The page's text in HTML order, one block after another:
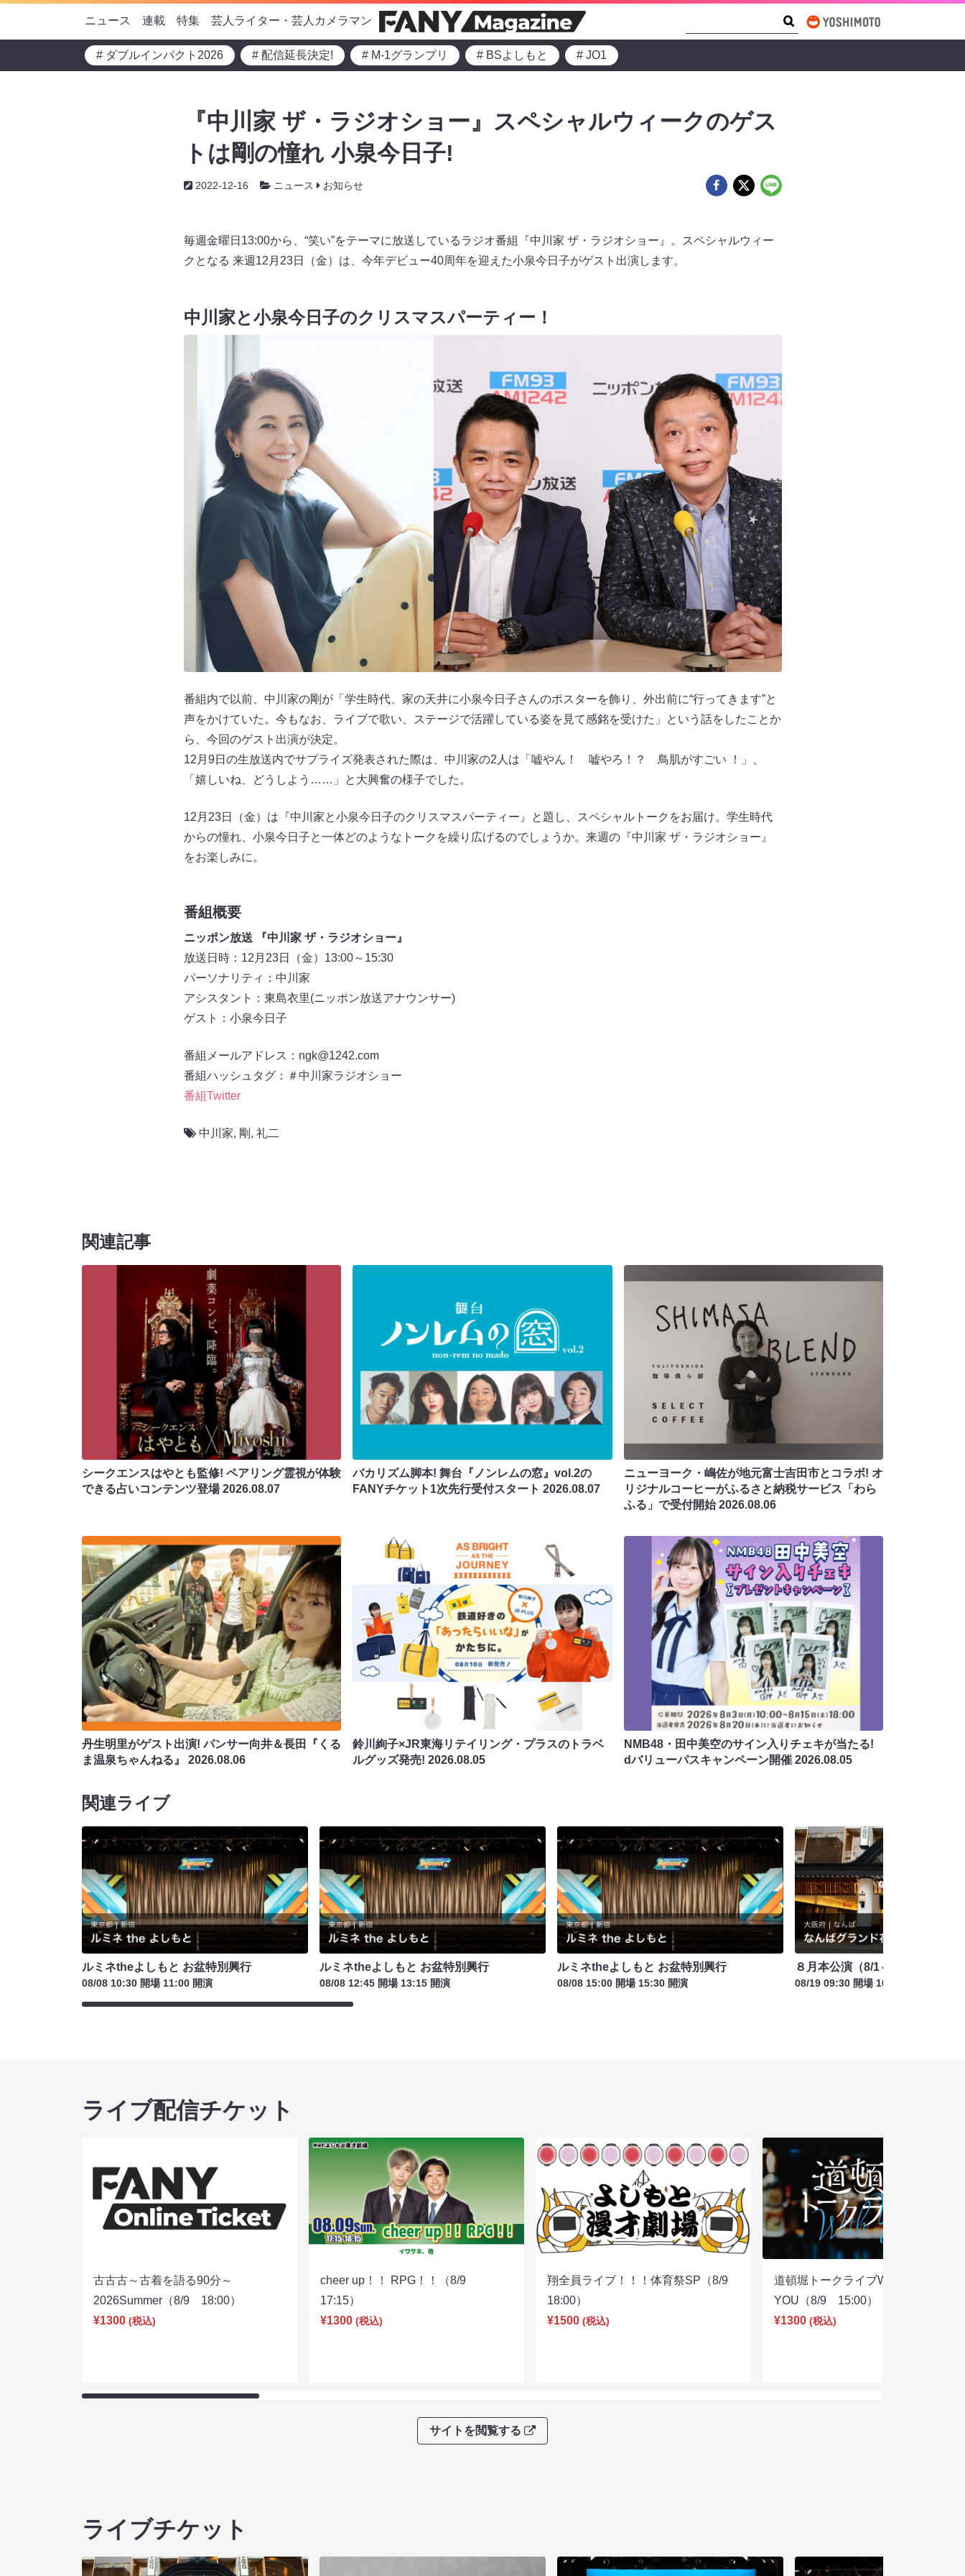
ニュース 連載 特集 芸人ライター・芸人カメラマン
# ダブルインパクト2026 # 配信延長決定! # M-1グランプリ # BSよしもと # JO1
『中川家 ザ・ラジオショー』スペシャルウィークのゲス
トは剛の憧れ 小泉今日子!
2022-12-16 ニュース お知らせ
毎週金曜日13:00から、“笑い”をテーマに放送しているラジオ番組『中川家 ザ・ラジオショー』。スペシャルウィー
クとなる 来週12月23日（金）は、今年デビュー40周年を迎えた小泉今日子がゲスト出演します。
中川家と小泉今日子のクリスマスパーティー！
番組内で以前、中川家の剛が「学生時代、家の天井に小泉今日子さんのポスターを飾り、外出前に“行ってきます”と
声をかけていた。今もなお、ライブで歌い、ステージで活躍している姿を見て感銘を受けた」という話をしたことか
ら、今回のゲスト出演が決定。
12月9日の生放送内でサプライズ発表された際は、中川家の2人は「嘘やん！ 嘘やろ！？ 鳥肌がすごい ！」、
「嬉しいね、どうしよう……」と大興奮の様子でした。
12月23日（金）は『中川家と小泉今日子のクリスマスパーティー』と題し、スペシャルトークをお届け。学生時代
からの憧れ、小泉今日子と一体どのようなトークを繰り広げるのでしょうか。来週の『中川家 ザ・ラジオショー』
をお楽しみに。
番組概要
ニッポン放送 『中川家 ザ・ラジオショー』
放送日時：12月23日（金）13:00～15:30
パーソナリティ：中川家
アシスタント：東島衣里(ニッポン放送アナウンサー)
ゲスト：小泉今日子
番組メールアドレス：ngk@1242.com
番組ハッシュタグ：＃中川家ラジオショー
番組Twitter
中川家, 剛 , 礼二
関連記事
シークエンスはやとも監修! ペアリング霊視が体験
できる占いコンテンツ登場2026.08.07
バカリズム脚本! 舞台『ノンレムの窓』vol.2の
FANYチケット1次先行受付スタート2026.08.07
ニューヨーク・嶋佐が地元富士吉田市とコラボ! オ
リジナルコーヒーがふるさと納税サービス「わら
ふる」で受付開始2026.08.06
丹生明里がゲスト出演! パンサー向井＆長田『くる
ま温泉ちゃんねる』 2026.08.06
鈴川絢子×JR東海リテイリング・プラスのトラベ
ルグッズ発売!2026.08.05
NMB48・田中美空のサイン入りチェキが当たる!
dバリューパスキャンペーン開催 2026.08.05
関連ライブ
ルミネtheよしもと お盆特別興行
08/08 10:30 開場 11:00 開演
ルミネtheよしもと お盆特別興行
08/08 12:45 開場 13:15 開演
ルミネtheよしもと お盆特別興行
08/08 15:00 開場 15:30 開演
８月本公演（8/1～8/23）
08/19 09:30 開場 10:00 開演
ライブ配信チケット
古古古～古着を語る90分～
2026Summer（8/9 18:00）
¥1300 (税込)
cheer up！！ RPG！！（8/9
17:15）
¥1300 (税込)
翔全員ライブ！！！体育祭SP（8/9
18:00）
¥1500 (税込)
道頓堀トークライブWITH
YOU（8/9 15:00）
¥1300 (税込)
サイトを閲覧する
ライブチケット